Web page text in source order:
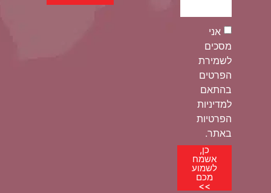
אני
מסכים
לשמירת
הפרטים
בהתאם
למדיניות
הפרטיות
באתר.
כן,
אשמח
לשמוע
מכם
>>